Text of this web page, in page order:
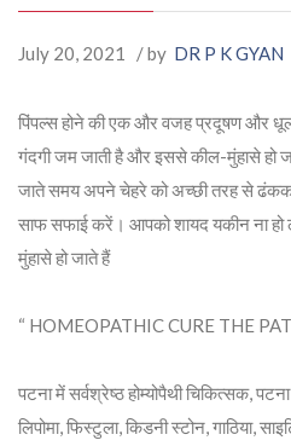
July 20, 2021 / by DR P K GYAN
पिंपल्स होने की एक और वजह प्रदूषण और
गंदगी जम जाती है और इससे कील-मुंहासे हो
जाते समय अपने चेहरे को अच्छी तरह से
साफ सफाई करें। आपको शायद यकीन ना हो
मुंहासे हो जाते हैं
“ HOMEOPATHIC CURE THE
पटना में सर्वश्रेष्ठ होम्योपैथी चिकित्सक,
लिपोमा, फिस्टुला, किडनी स्टोन, गाठिया,